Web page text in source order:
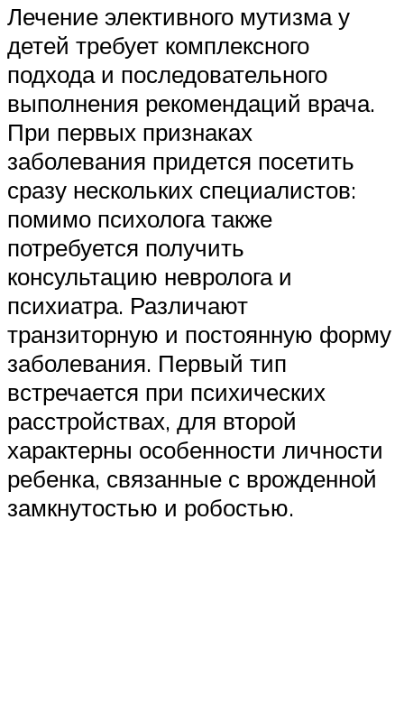
Лечение элективного мутизма у
детей требует комплексного
подхода и последовательного
выполнения рекомендаций врача.
При первых признаках
заболевания придется посетить
сразу нескольких специалистов:
помимо психолога также
потребуется получить
консультацию невролога и
психиатра. Различают
транзиторную и постоянную форму
заболевания. Первый тип
встречается при психических
расстройствах, для второй
характерны особенности личности
ребенка, связанные с врожденной
замкнутостью и робостью.